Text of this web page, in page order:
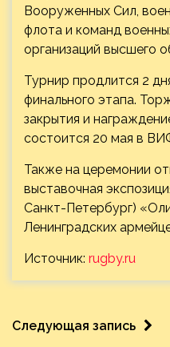
Вооруженных Сил,
флота и команд
организаций высшего
Турнир продлится 2
финального этапа.
закрытия и
состоится 20 мая в
Также на церемонии
выставочная
Санкт-Петербург)
Ленинградских
Источник: rugby.ru
Следующая запись